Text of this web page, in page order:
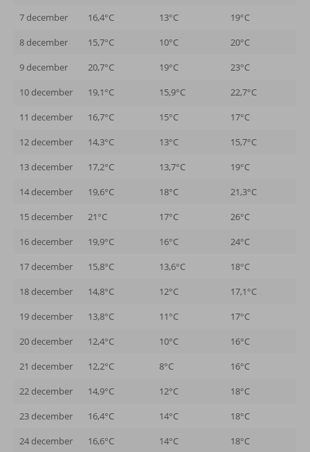
7 december
16,4°C 13°C
19°C
8 december
15,7°C 10°C
20°C
9 december
20,7°C 19°C
23°C
10 december
19,1°C 15,9°C
22,7°C
11 december
16,7°C 15°C
17°C
12 december
14,3°C 13°C
15,7°C
13 december
17,2°C 13,7°C
19°C
14 december
19,6°C 18°C
21,3°C
15 december
21°C 17°C
26°C
16 december
19,9°C 16°C
24°C
17 december
15,8°C 13,6°C
18°C
18 december
14,8°C 12°C
17,1°C
19 december
13,8°C 11°C
17°C
20 december
12,4°C 10°C
16°C
21 december
12,2°C 8°C
16°C
22 december
14,9°C 12°C
18°C
23 december
16,4°C 14°C
18°C
24 december
16,6°C 14°C
18°C